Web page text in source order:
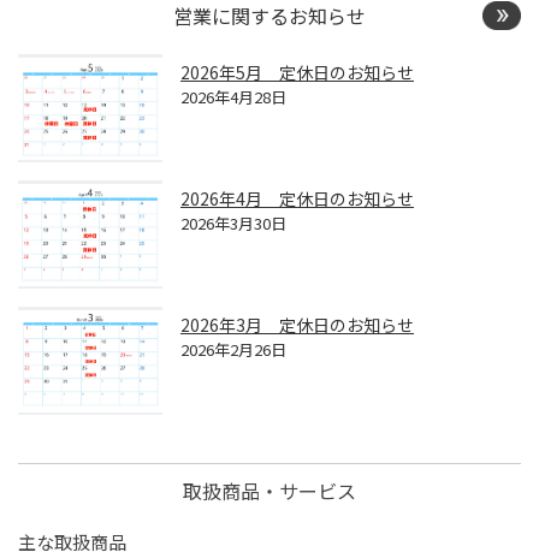
営業に関するお知らせ
2026年5月 定休日のお知らせ
2026年4月28日
2026年4月 定休日のお知らせ
2026年3月30日
2026年3月 定休日のお知らせ
2026年2月26日
取扱商品・サービス
主な取扱商品